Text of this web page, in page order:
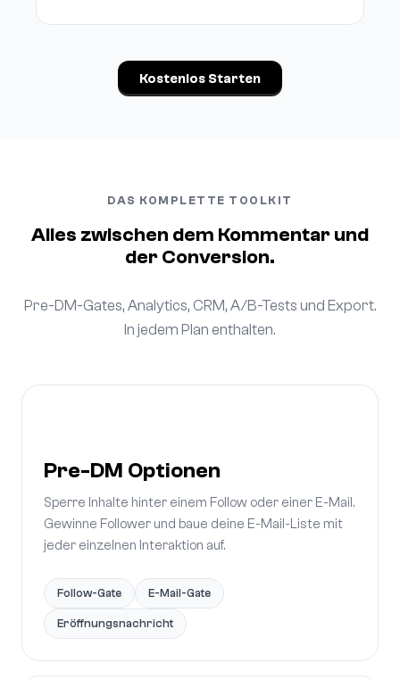
Kostenlos Starten
DAS KOMPLETTE TOOLKIT
Alles zwischen dem Kommentar und
der Conversion.
Pre-DM-Gates, Analytics, CRM, A/B-Tests und Export.
In jedem Plan enthalten.
Pre-DM Optionen
Sperre Inhalte hinter einem Follow oder einer E-Mail.
Gewinne Follower und baue deine E-Mail-Liste mit
jeder einzelnen Interaktion auf.
Follow-Gate E-Mail-Gate
Eröffnungsnachricht